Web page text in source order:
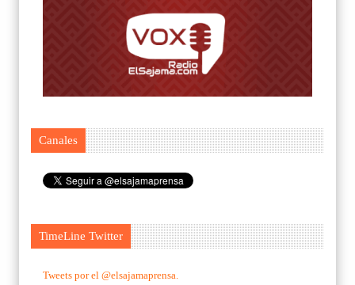
Canales
TimeLine Twitter
Tweets por el @elsajamaprensa.